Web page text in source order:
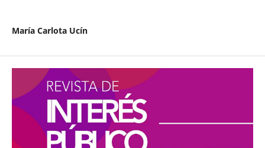
María Carlota Ucín